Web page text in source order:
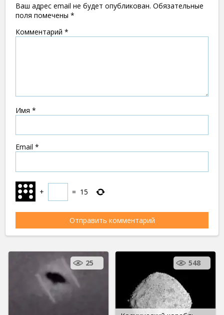
Ваш адрес email не будет опубликован. Обязательные
поля помечены *
Комментарий *
Имя *
Email *
+ = 15
25 548